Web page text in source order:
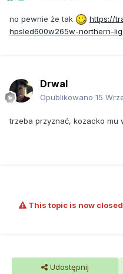
no pewnie że tak
https://
hpsled600w265w-northern-
Drwal
Opublikowano 15
trzeba przyznać, kozacko mu
This topic is now
Udostępnij